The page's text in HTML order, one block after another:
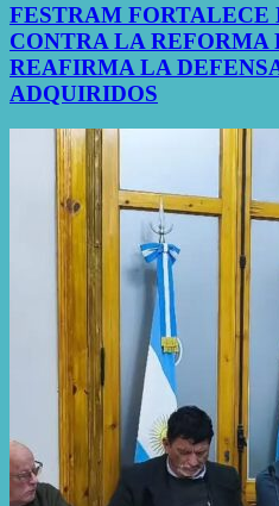
FESTRAM FORTALECE
CONTRA LA REFORMA
REAFIRMA LA
ADQUIRIDOS